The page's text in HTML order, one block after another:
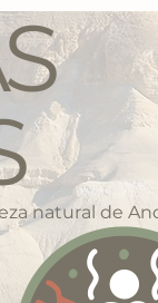
natural de